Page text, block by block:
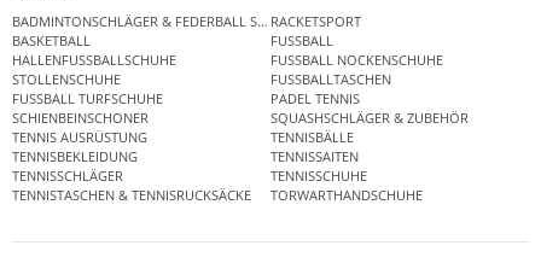
BADMINTONSCHLÄGER & FEDERBALL SETSRACKETSPORT
BASKETBALL
FUSSBALL
HALLENFUSSBALLSCHUHE
FUSSBALL NOCKENSCHUHE
STOLLENSCHUHE
FUSSBALLTASCHEN
FUSSBALL TURFSCHUHE
PADEL TENNIS
SCHIENBEINSCHONER
SQUASHSCHLÄGER & ZUBEHÖR
TENNIS AUSRÜSTUNG
TENNISBÄLLE
TENNISBEKLEIDUNG
TENNISSAITEN
TENNISSCHLÄGER
TENNISSCHUHE
TENNISTASCHEN & TENNISRUCKSÄCKE
TORWARTHANDSCHUHE